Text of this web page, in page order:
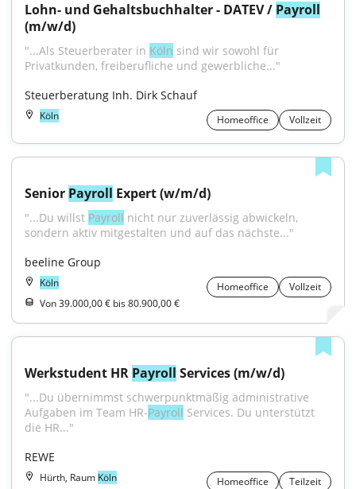
Lohn- und Gehaltsbuchhalter - DATEV / Payroll
(m/w/d)
"...Als Steuerberater in Köln sind wir sowohl für
Privatkunden, freiberufliche und gewerbliche..."
Steuerberatung Inh. Dirk Schauf
Köln Homeoffice Vollzeit
Senior Payroll Expert (w/m/d)
"...Du willst Payroll nicht nur zuverlässig abwickeln,
sondern aktiv mitgestalten und auf das nächste..."
beeline Group
Köln Homeoffice
Vollzeit
Von 39.000,00 € bis 80.900,00 €
Werkstudent HR Payroll Services (m/w/d)
"...Du übernimmst schwerpunktmäßig administrative
Aufgaben im Team HR-Payroll Services. Du unterstützt
die HR..."
REWE
Hürth, Raum Köln Homeoffice Teilzeit